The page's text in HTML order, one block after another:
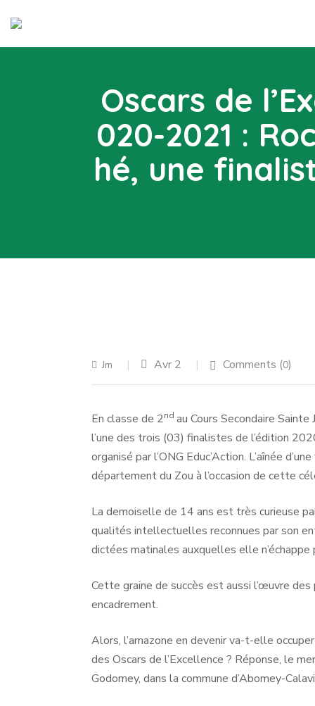
Oscars de
020-2021 :
hé, une
Jm Avr 2 Comments (0)
En classe de 2nd au Cours Secondaire Sainte
l’une des trois (03) finalistes de l’édition
organisé par l’ONG Educ’Action. L’aînée
département du Zou à l’occasion de cette
La demoiselle de 14 ans est très curieuse
qualités intellectuelles reconnues par son
dictées matinales auxquelles elle
Cette graine de succès est aussi l’œuvre
encadrement.
Alors, l’amazone en devenir va-t-elle
des Oscars de l’Excellence ? Réponse, le
Godomey, dans la commune d’Abomey-